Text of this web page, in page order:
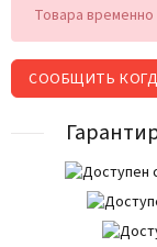
Товара временно
СООБЩИТЬ